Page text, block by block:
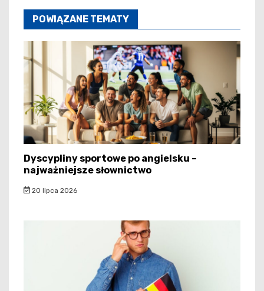
POWIĄZANE TEMATY
Dyscypliny sportowe po angielsku –
najważniejsze słownictwo
20 lipca 2026